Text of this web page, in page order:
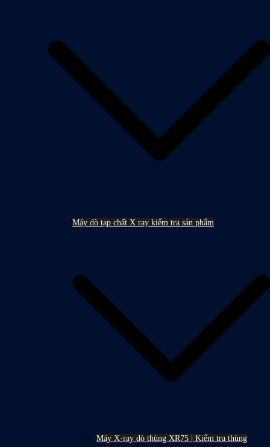
Máy dò tạp chất X ray kiểm tra sản phẩm
Máy X-ray dò thùng XR75 | Kiểm tra thùng